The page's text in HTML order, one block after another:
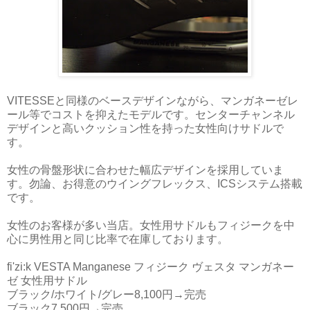
VITESSEと同様のベースデザインながら、マンガネーゼレ
ール等でコストを抑えたモデルです。センターチャンネル
デザインと高いクッション性を持った女性向けサドルで
す。
女性の骨盤形状に合わせた幅広デザインを採用していま
す。勿論、お得意のウイングフレックス、ICSシステム搭載
です。
女性のお客様が多い当店。女性用サドルもフィジークを中
心に男性用と同じ比率で在庫しております。
fi'zi:k VESTA Manganese フィジーク ヴェスタ マンガネー
ゼ 女性用サドル
ブラック/ホワイト/グレー8,100円→完売